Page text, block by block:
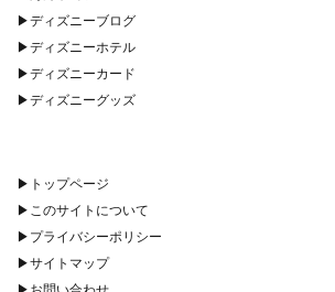
▶︎ディズニーブログ
▶︎ディズニーホテル
▶︎ディズニーカード
▶︎ディズニーグッズ
▶︎ トップページ
▶︎ このサイトについて
▶︎ プライバシーポリシー
▶︎サイトマップ